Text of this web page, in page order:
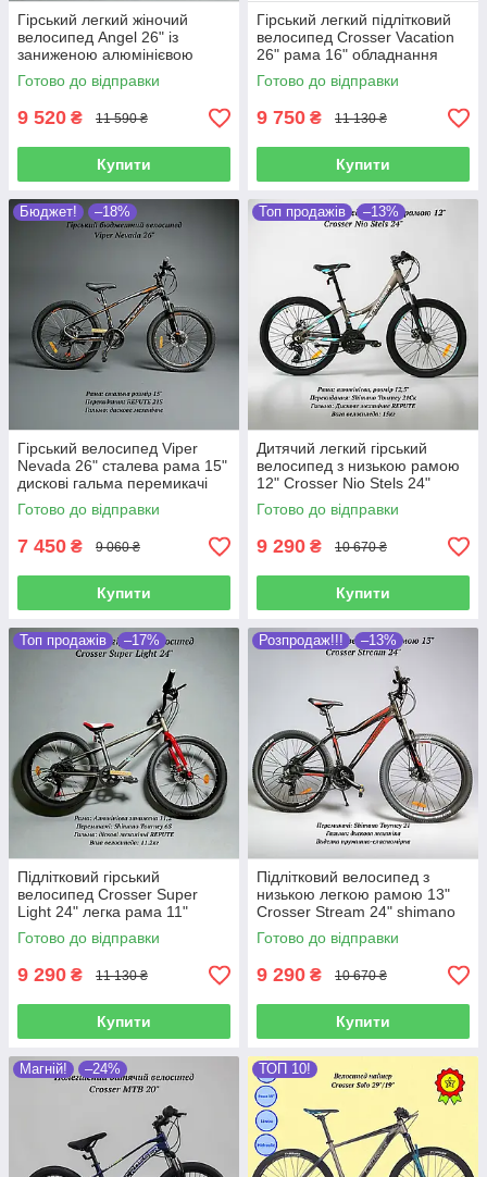
Гірський легкий жіночий
велосипед Angel 26" із
заниженою алюмінієвою
рамою 16" дискові гальма
Shimano 24S
Готово до відправки
9 520 ₴ 11 590 ₴
Купити
Гірський легкий підлітковий
велосипед Crosser Vacation
26" рама 16" обладнання
shimano та дискові гальма
Готово до відправки
9 750 ₴ 11 130 ₴
Купити
Бюджет! –18%
Гірський велосипед Viper
Nevada 26" сталева рама 15"
дискові гальма перемикачі
21S для початківців
Готово до відправки
7 450 ₴ 9 060 ₴
Купити
Топ продажів –13%
Дитячий легкий гірський
велосипед з низькою рамою
12" Crosser Nio Stels 24"
дискові гальма Shimano
Готово до відправки
9 290 ₴ 10 670 ₴
Купити
Топ продажів –17%
Підлітковий гірський
велосипед Crosser Super
Light 24" легка рама 11"
перемикачі shimano 6
швидкостей
Готово до відправки
9 290 ₴ 11 130 ₴
Купити
Розпродаж!!! –13%
Підлітковий велосипед з
низькою легкою рамою 13"
Crosser Stream 24" shimano
21S дискові гальма
амортизатор
Готово до відправки
9 290 ₴ 10 670 ₴
Купити
Магній! –24% ТОП 10!